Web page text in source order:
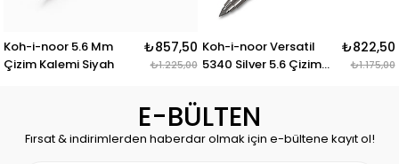
i-noor 5.6 Mm
Kalemi Siyah
₺857,50
₺1.225,00
Koh-i-noor Versatil
5340 Silver 5.6 Çizim
₺822,50
₺1.175,00
E-BÜLTEN
Fırsat & indirimlerden haberdar olmak için e-bültene kayıt ol!